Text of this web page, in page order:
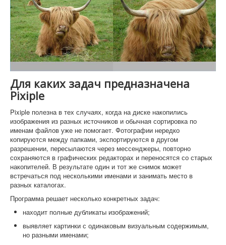
Для каких задач предназначена
Pixiple
Pixiple полезна в тех случаях, когда на диске накопились
изображения из разных источников и обычная сортировка по
именам файлов уже не помогает. Фотографии нередко
копируются между папками, экспортируются в другом
разрешении, пересылаются через мессенджеры, повторно
сохраняются в графических редакторах и переносятся со старых
накопителей. В результате один и тот же снимок может
встречаться под несколькими именами и занимать место в
разных каталогах.
Программа решает несколько конкретных задач:
находит полные дубликаты изображений;
выявляет картинки с одинаковым визуальным содержимым,
но разными именами;